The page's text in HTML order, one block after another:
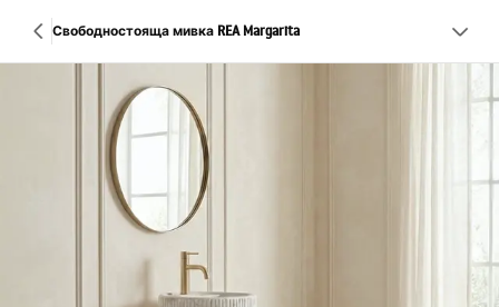
Свободностояща мивка REA Margarita